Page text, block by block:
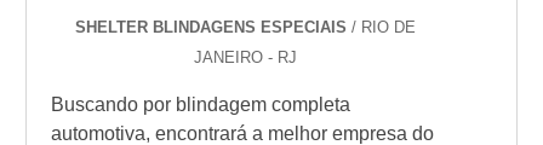
SHELTER BLINDAGENS ESPECIAIS / RIO DE
JANEIRO - RJ
Buscando por blindagem completa
automotiva, encontrará a melhor empresa do